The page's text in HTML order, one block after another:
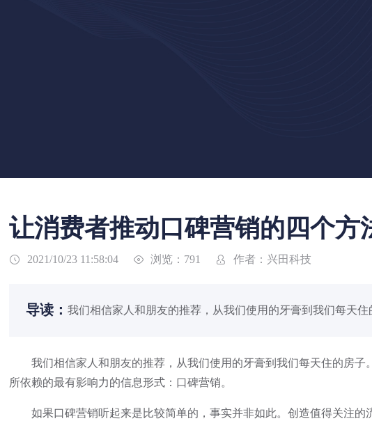
让消费者推动口碑营销的四个方
 2021/10/23 11:58:04  浏览：791  作者：兴田科技
导读：我们相信家人和朋友的推荐，从我们使用的牙膏到我们每天
我们相信家人和朋友的推荐，从我们使用的牙膏到我们每天住的房子
所依赖的最有影响力的信息形式：口碑营销。
如果口碑营销听起来是比较简单的，事实并非如此。创造值得关注的